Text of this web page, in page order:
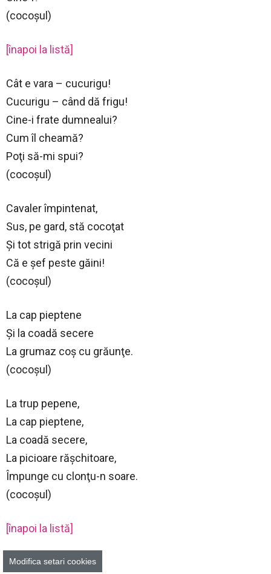
(cocoşul)
[înapoi la listă]
Cât e vara – cucurigu!
Cucurigu – când dă frigu!
Cine-i frate dumnealui?
Cum îl cheamă?
Poţi să-mi spui?
(cocoşul)
Cavaler împintenat,
Sus, pe gard, stă cocoţat
Şi tot strigă prin vecini
Că e şef peste găini!
(cocoşul)
La cap pieptene
Şi la coadă secere
La grumaz coş cu grăunţe.
(cocoşul)
La trup pepene,
La cap pieptene,
La coadă secere,
La picioare răşchitoare,
Împunge cu clonţu-n soare.
(cocoşul)
[înapoi la listă]
Codobatură
Modifica setari cookies